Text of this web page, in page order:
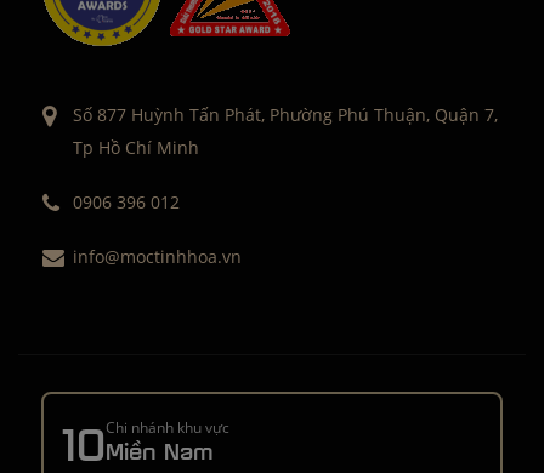
Số 877 Huỳnh Tấn Phát, Phường Phú Thuận, Quận 7,
Tp Hồ Chí Minh
0906 396 012
info@moctinhhoa.vn
10Chi nhánh khu vực
Miền Nam